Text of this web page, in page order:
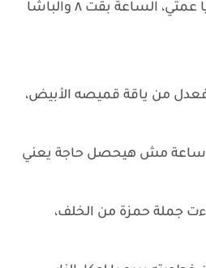
_ مش هنتأخر ازاي بس يا عمتي، الساعة بقت ٨ والباشا
من ياقة قميصه الأبيض،
نص ساعة مش هيحصل حاجة يعني
جملة حمزة من الخلف،